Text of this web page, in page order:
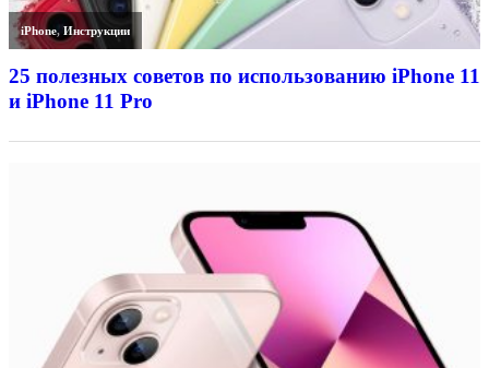
iPhone,Инструкции
25 полезных советов по использованию iPhone 11
и iPhone 11 Pro